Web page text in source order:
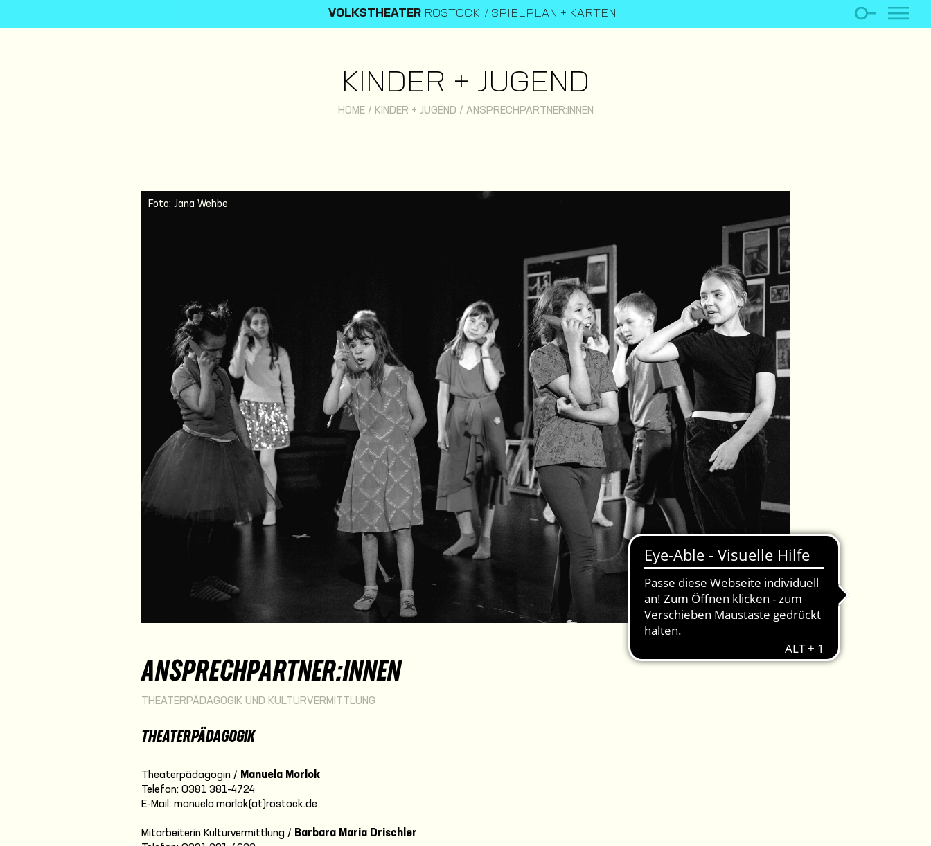
VOLKSTHEATER ROSTOCK SPIELPLAN + KARTEN
KINDER + JUGEND
HOME/ KINDER + JUGEND / ANSPRECHPARTNER:INNEN
Foto: Jana Wehbe
ANSPRECHPARTNER:INNEN
THEATERPÄDAGOGIK UND KULTURVERMITTLUNG
THEATERPÄDAGOGIK
Theaterpädagogin / Manuela Morlok
Telefon: 0381 381-4724
E-Mail: manuela.morlok(at)rostock.de
Mitarbeiterin Kulturvermittlung / Barbara Maria Drischler